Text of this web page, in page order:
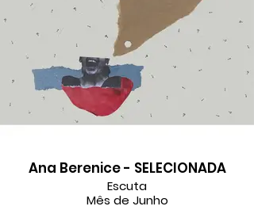
Ana Berenice - SELECIONADA
Escuta
Mês de Junho